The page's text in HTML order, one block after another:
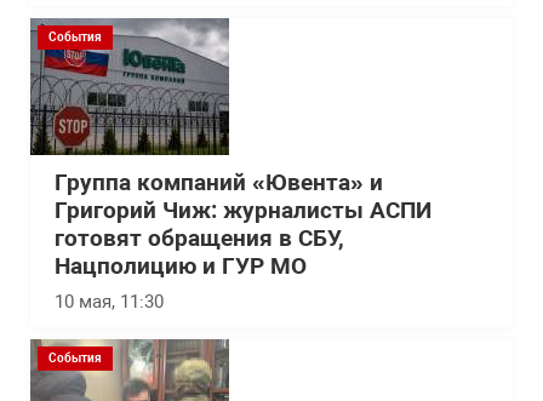
События
Группа компаний «Ювента» и
Григорий Чиж: журналисты АСПИ
готовят обращения в СБУ,
Нацполицию и ГУР МО
10 мая, 11:30
События